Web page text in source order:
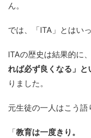
ん。
では、「ITA」とはい
ITAの歴史は結果的に、
れば必ず良くなる」
りました。
元生徒の一人はこう語
「教育は一度きり。